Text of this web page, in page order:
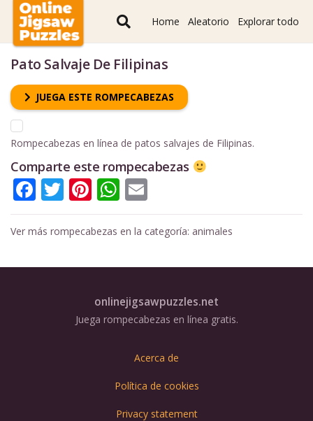
Home Aleatorio Explorar todo
Pato Salvaje De Filipinas
JUEGA ESTE ROMPECABEZAS
Rompecabezas en línea de patos salvajes de Filipinas.
Comparte este rompecabezas
Facebook
Twitter
Pinterest
WhatsApp
Ver más rompecabezas en la categoría: animales
onlinejigsawpuzzles.net
Juega rompecabezas en línea gratis.
Acerca de
Política de cookies
Privacy statement